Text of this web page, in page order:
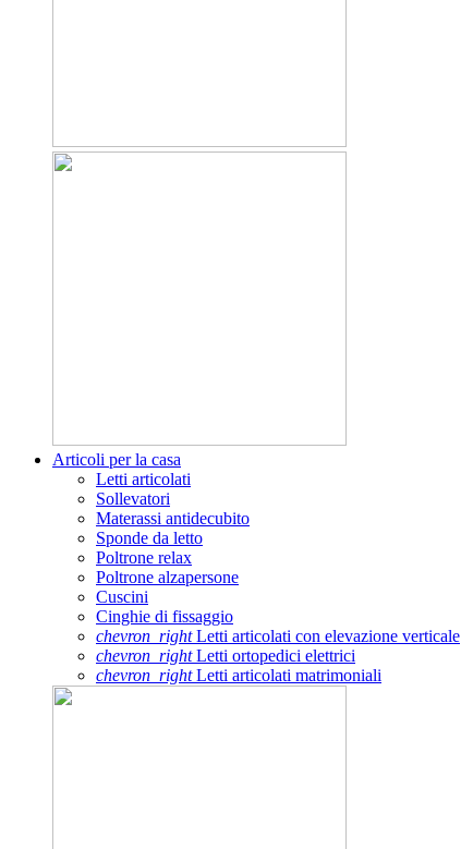
Articoli per la casa
Letti articolati
Sollevatori
Materassi antidecubito
Sponde da letto
Poltrone relax
Poltrone alzapersone
Cuscini
Cinghie di fissaggio
chevron_rightLetti articolati con elevazione verticale
chevron_rightLetti ortopedici elettrici
chevron_rightLetti articolati matrimoniali